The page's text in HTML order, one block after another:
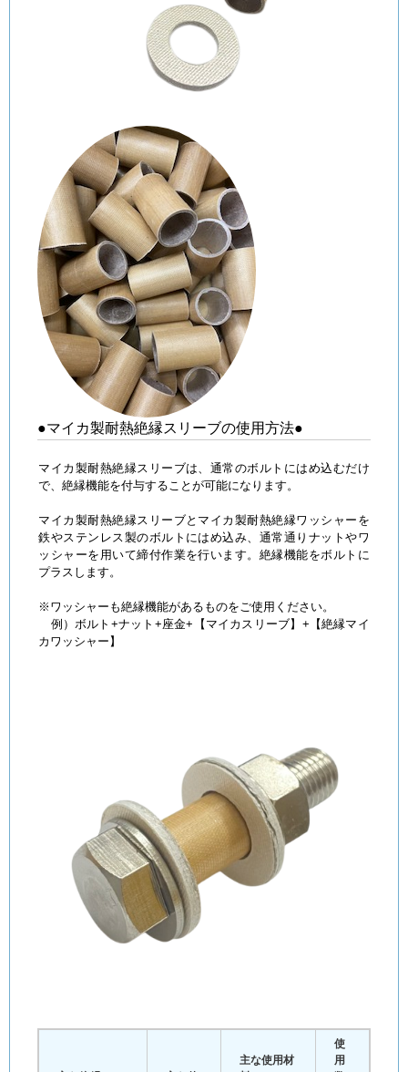
●マイカ製耐熱絶縁スリーブの使用方法●
マイカ製耐熱絶縁スリーブは、通常のボルトにはめ込むだけ
で、絶縁機能を付与することが可能になります。
マイカ製耐熱絶縁スリーブとマイカ製耐熱絶縁ワッシャーを
鉄やステンレス製のボルトにはめ込み、通常通りナットやワ
ッシャーを用いて締付作業を行います。絶縁機能をボルトに
プラスします。
※ワッシャーも絶縁機能があるものをご使用ください。
例）ボルト+ナット+座金+【マイカスリーブ】+【絶縁マイ
カワッシャー】
主な使用材
使
用